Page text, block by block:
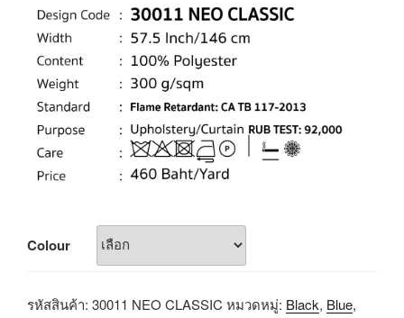
Colour
รหัสสินค้า: 30011 NEO CLASSIC หมวดหมู่: Black, Blue,